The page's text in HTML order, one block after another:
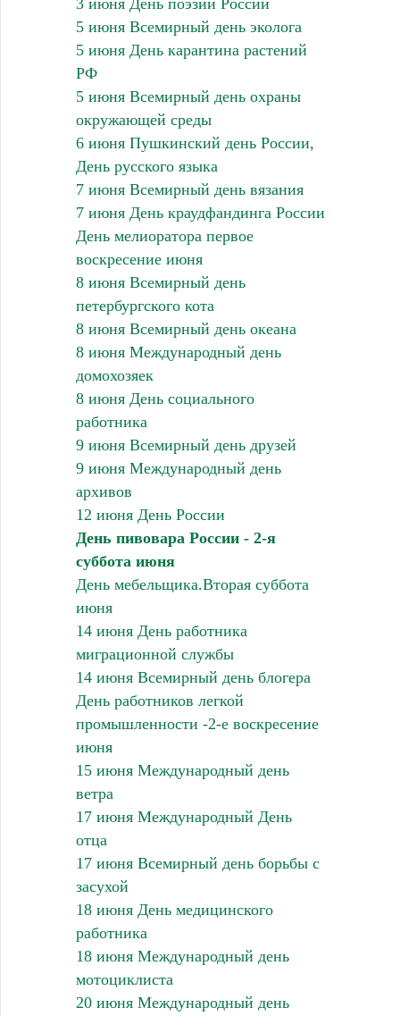
3 июня День поэзии России
5 июня Всемирный день эколога
5 июня День карантина растений
РФ
5 июня Всемирный день охраны
окружающей среды
6 июня Пушкинский день России,
День русского языка
7 июня Всемирный день вязания
7 июня День краудфандинга России
День мелиоратора первое
воскресение июня
8 июня Всемирный день
петербургского кота
8 июня Всемирный день океана
8 июня Международный день
домохозяек
8 июня День социального
работника
9 июня Всемирный день друзей
9 июня Международный день
архивов
12 июня День России
День пивовара России - 2-я
суббота июня
День мебельщика.Вторая суббота
июня
14 июня День работника
миграционной службы
14 июня Всемирный день блогера
День работников легкой
промышленности -2-е воскресение
июня
15 июня Международный день
ветра
17 июня Международный День
отца
17 июня Всемирный день борьбы с
засухой
18 июня День медицинского
работника
18 июня Международный день
мотоциклиста
20 июня Международный день